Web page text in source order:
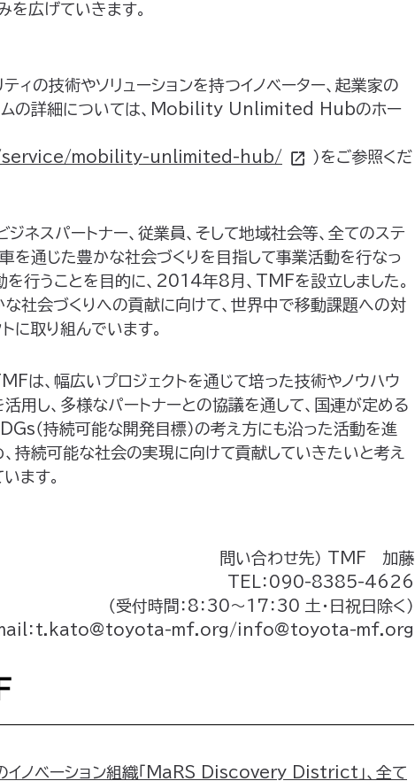
を広げていきます。
ィの技術やソリューションを持つイノベーター、起業家の
ムの詳細については、Mobility Unlimited Hubのホー
mobility-unlimited-hub/
）をご参照くだ
ジネスパートナー、従業員、そして地域社会等、全てのステ
を通じた豊かな社会づくりを目指して事業活動を行なっ
を行うことを目的に、2014年8月、TMFを設立しました。
社会づくりへの貢献に向けて、世界中で移動課題への対
に取り組んでいます。
は、幅広いプロジェクトを通じて培った技術やノウハウ
活用し、多様なパートナーとの協議を通して、国連が定める
（持続可能な開発目標）の考え方にも沿った活動を進
、持続可能な社会の実現に向けて貢献していきたいと考え
います。
問い合わせ先） TMF 加藤
TEL：090-8385-4626
（受付時間：8：30～17：30 土・日祝日除く）
：t.kato@toyota-mf.org/info@toyota-mf.org
のイノベーション組織「MaRS Discovery District」、全て